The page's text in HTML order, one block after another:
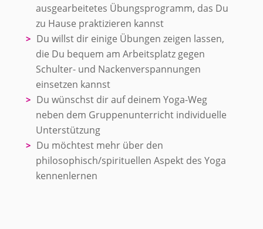
ausgearbeitetes Übungsprogramm, das Du
zu Hause praktizieren kannst
Du willst dir einige Übungen zeigen lassen,
die Du bequem am Arbeitsplatz gegen
Schulter- und Nackenverspannungen
einsetzen kannst
Du wünschst dir auf deinem Yoga-Weg
neben dem Gruppenunterricht individuelle
Unterstützung
Du möchtest mehr über den
philosophisch/spirituellen Aspekt des Yoga
kennenlernen